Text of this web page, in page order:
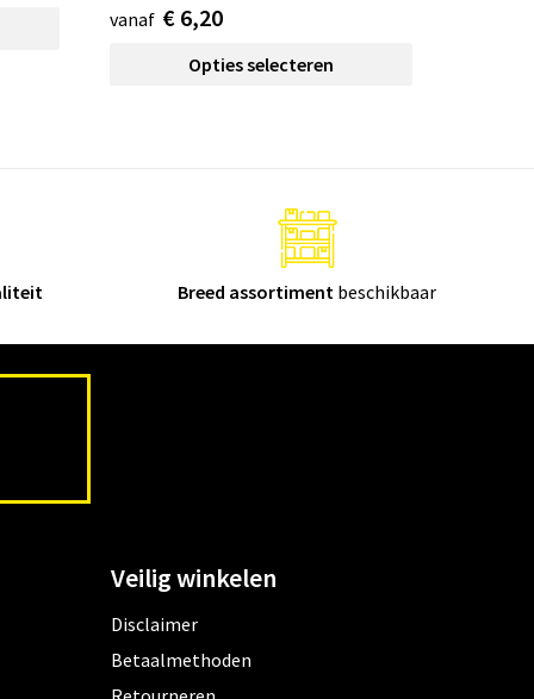
vanaf € 6,20
Opties selecteren
Breed assortiment beschikbaar
Veilig winkelen
Disclaimer
Betaalmethoden